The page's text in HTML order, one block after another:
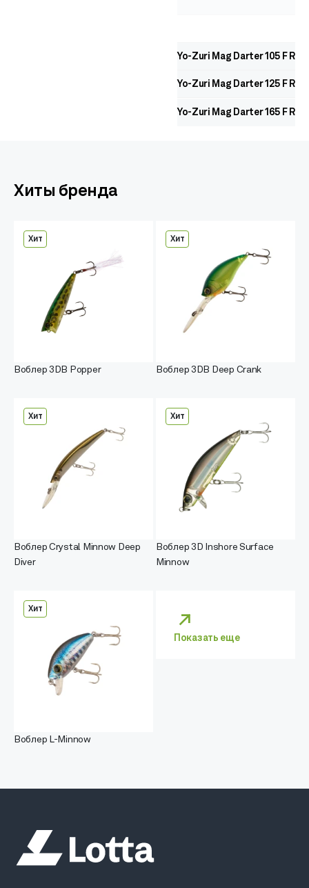
Yo-Zuri Mag Darter 105 F
Yo-Zuri Mag Darter 125 F
Yo-Zuri Mag Darter 165 F
Хиты бренда
Хит
Воблер 3DB Popper
Хит
Воблер 3DB Deep Crank
Хит
Воблер Crystal Minnow Deep
Diver
Хит
Воблер 3D Inshore Surface
Minnow
Хит
Воблер L-Minnow
Показать еще